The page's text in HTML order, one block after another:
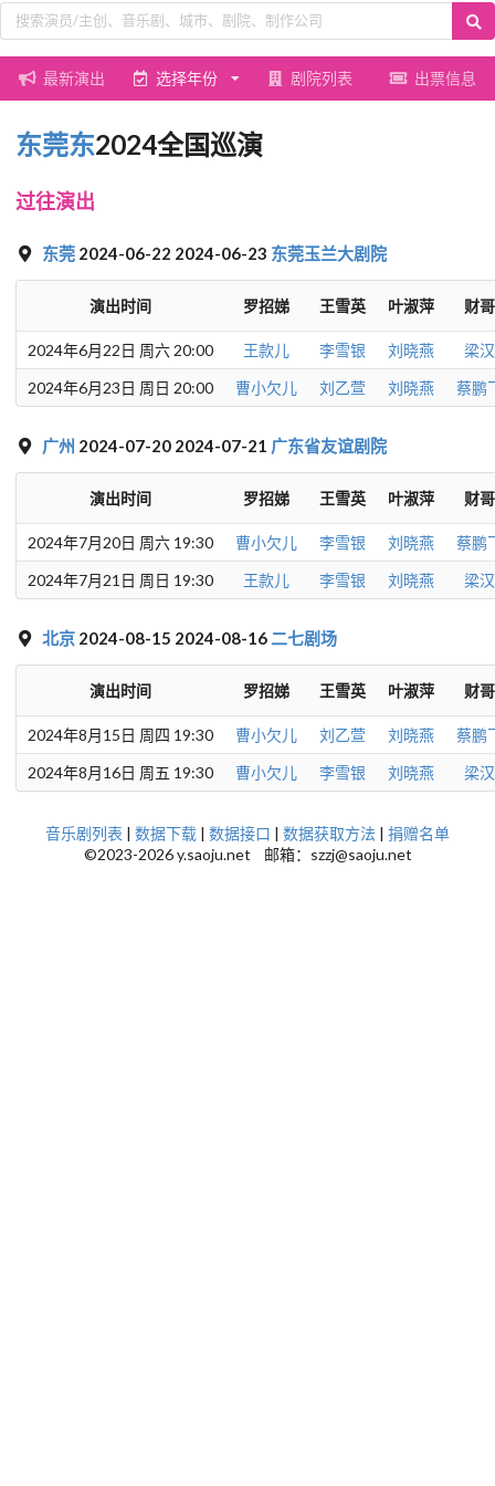
最新演出 选择年份 剧院列表 出票信息
东莞东2024全国巡演
过往演出
东莞 2024-06-22 2024-06-23 东莞玉兰大剧院
演出时间 罗招娣 王雪英 叶淑萍 财哥
2024年6月22日 周六 20:00 王款儿 李雪银 刘晓燕
梁汉
2024年6月23日 周日 20:00
曹小欠儿 刘乙萱 刘晓燕 蔡鹏
广州 2024-07-20 2024-07-21 广东省友谊剧院
演出时间 罗招娣 王雪英 叶淑萍 财哥
2024年7月20日 周六 19:30 曹小欠儿 李雪银 刘晓燕
蔡鹏
2024年7月21日 周日 19:30
王款儿 李雪银 刘晓燕 梁汉
北京 2024-08-15 2024-08-16 二七剧场
演出时间 罗招娣 王雪英 叶淑萍 财哥
2024年8月15日 周四 19:30 曹小欠儿 刘乙萱 刘晓燕
蔡鹏
2024年8月16日 周五 19:30
曹小欠儿 李雪银 刘晓燕 梁汉
音乐剧列表 | 数据下载 | 数据接口 | 数据获取方法 | 捐赠名单
©2023-2026 y.saoju.net 邮箱：szzj@saoju.net